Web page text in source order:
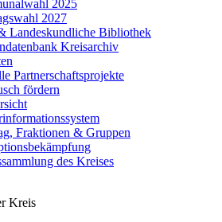
2025
2027
Landeskundliche Bibliothek
Kreisarchiv
Partnerschaftsprojekte
fördern
Fraktionen & Gruppen
des Kreises
Kreis